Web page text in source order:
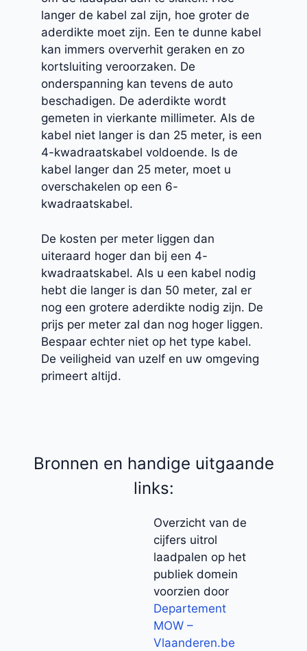
langer de kabel zal zijn, hoe groter de
aderdikte moet zijn. Een te dunne kabel
kan immers oververhit geraken en zo
kortsluiting veroorzaken. De
onderspanning kan tevens de auto
beschadigen. De aderdikte wordt
gemeten in vierkante millimeter. Als de
kabel niet langer is dan 25 meter, is een
4-kwadraatskabel voldoende. Is de
kabel langer dan 25 meter, moet u
overschakelen op een 6-
kwadraatskabel.
De kosten per meter liggen dan
uiteraard hoger dan bij een 4-
kwadraatskabel. Als u een kabel nodig
hebt die langer is dan 50 meter, zal er
nog een grotere aderdikte nodig zijn. De
prijs per meter zal dan nog hoger liggen.
Bespaar echter niet op het type kabel.
De veiligheid van uzelf en uw omgeving
primeert altijd.
Bronnen en handige uitgaande
links:
Overzicht van de
cijfers uitrol
laadpalen op het
publiek domein
voorzien door
Departement
MOW –
Vlaanderen.be